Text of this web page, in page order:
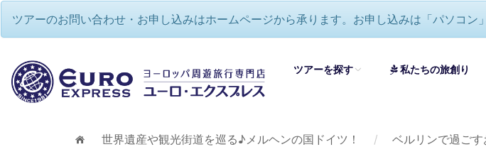
ツアーのお問い合わせ・お申し込みはホームページから承ります。お申し込みは「パソコ
ツアーを探す 私たちの旅創り
世界遺産や観光街道を巡る♪メルヘンの国ドイツ！ / ベルリンで過ご